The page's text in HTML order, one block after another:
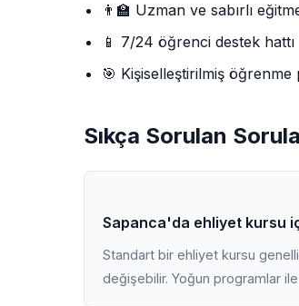
👨‍🏫 Uzman ve sabırlı
📱 7/24 öğrenci destek hattı
🎯 Kişiselleştirilmiş öğrenme
Sıkça Sorulan
Sapanca'da ehliyet kursu
Standart bir ehliyet kursu
değişebilir. Yoğun programlar